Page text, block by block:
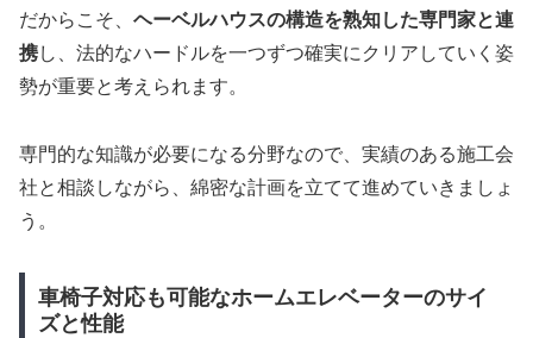
だからこそ、 ヘーベルハウスの構造を熟知した専門家と連
携し、法的なハードルを一つずつ確実にクリアしていく姿
勢が重要と考えられます。
専門的な知識が必要になる分野なので、実績のある施工会
社と相談しながら、綿密な計画を立てて進めていきましょ
う。
車椅子対応も可能なホームエレベーターのサイ
ズと性能